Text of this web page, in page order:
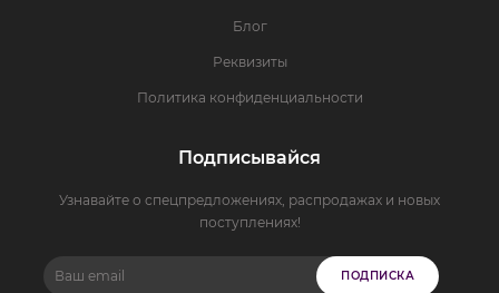
Блог
Реквизиты
Политика конфиденциальности
Подписывайся
Узнавайте о спецпредложениях, распродажах и новых
поступлениях!
ПОДПИСКА